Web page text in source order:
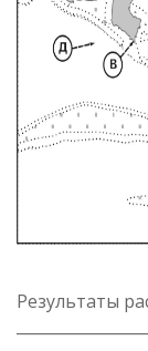
Результаты